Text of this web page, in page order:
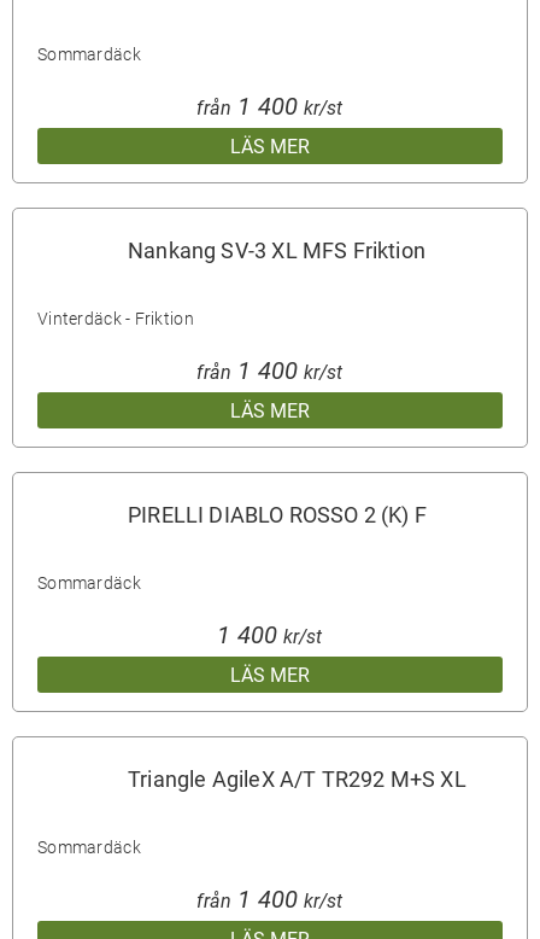
Sommardäck
LÄS MER
från 1 400 kr/st
Nankang SV-3 XL MFS Friktion
Vinterdäck - Friktion
LÄS MER
från 1 400 kr/st
PIRELLI DIABLO ROSSO 2 (K) F
Sommardäck
LÄS MER
1 400 kr/st
Triangle AgileX A/T TR292 M+S XL
Sommardäck
från 1 400 kr/st